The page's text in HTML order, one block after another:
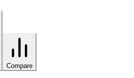
Compare